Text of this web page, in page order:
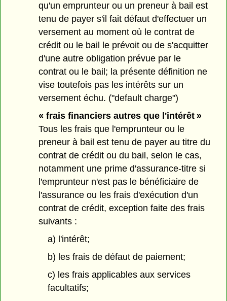
qu'un emprunteur ou un preneur à bail est
tenu de payer s'il fait défaut d'effectuer un
versement au moment où le contrat de
crédit ou le bail le prévoit ou de s'acquitter
d'une autre obligation prévue par le
contrat ou le bail; la présente définition ne
vise toutefois pas les intérêts sur un
versement échu. ("default charge")
« frais financiers autres que l'intérêt »
Tous les frais que l'emprunteur ou le
preneur à bail est tenu de payer au titre du
contrat de crédit ou du bail, selon le cas,
notamment une prime d'assurance-titre si
l'emprunteur n'est pas le bénéficiaire de
l'assurance ou les frais d'exécution d'un
contrat de crédit, exception faite des frais
suivants :
a) l'intérêt;
b) les frais de défaut de paiement;
c) les frais applicables aux services
facultatifs;